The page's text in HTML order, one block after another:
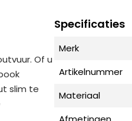
Of u
slim te
Specificaties
Merk
Artikelnummer
Materiaal